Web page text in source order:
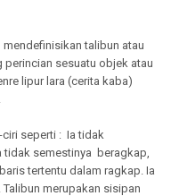
mendefinisikan talibun atau
sesuatu objek atau
lipur lara (cerita kaba)
seperti : Ia tidak
semestinya beragkap,
tertentu dalam ragkap. Ia
merupakan sisipan